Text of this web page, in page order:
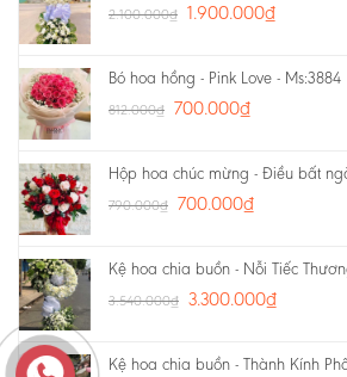
2.100.000₫ 1.900.000₫
Bó hoa hồng - Pink Love - Ms:3884
812.000₫ 700.000₫
Hộp hoa chúc mừng - Điều bất
790.000₫ 700.000₫
Kệ hoa chia buồn - Nỗi Tiếc
3.540.000₫ 3.300.000₫
Kệ hoa chia buồn - Thành Kính